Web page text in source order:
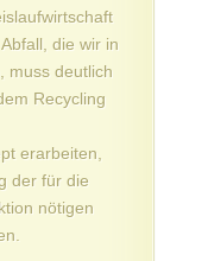
die wir in
muss deutlich
Recycling
erarbeiten,
der für die
nötigen